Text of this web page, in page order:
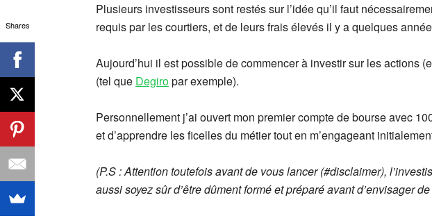
Plusieurs investisseurs sont restés sur l’idée qu’il faut
requis par les courtiers, et de leurs frais élevés il y a quelques
Aujourd’hui il est possible de commencer à investir sur les actions
(tel que Degiropar exemple).
Personnellement j’ai ouvert mon premier compte de bourse avec
et d’apprendre les ficelles du métier tout en m’engageant
(P.S : Attention toutefois avant de vous lancer (#disclaimer),
aussi soyez sûr d’être dûment formé et préparé avant d’envisager
Shares